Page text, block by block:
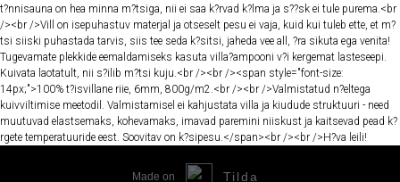
t?nnisauna on hea minna m?tsiga, nii ei saa k?rvad k?lma ja s??sk ei tule purema.<br
/><br />Vill on isepuhastuv materjal ja otseselt pesu ei vaja, kuid kui tuleb ette, et m?
tsi siiski puhastada tarvis, siis tee seda k?sitsi, jaheda vee all, ?ra sikuta ega venita!
Tugevamate plekkide eemaldamiseks kasuta villa?ampooni v?i kergemat lasteseepi.
Kuivata laotatult, nii s?ilib m?tsi kuju.<br /><br /><span style="font-size:
14px;">100% t?isvillane riie, 6mm, 800g/m2.<br /><br />Valmistatud n?eltega
kuivviltimise meetodil. Valmistamisel ei kahjustata villa ja kiudude struktuuri - need
muutuvad elastsemaks, kohevamaks, imavad paremini niiskust ja kaitsevad pead k?
rgete temperatuuride eest. Soovitav on k?sipesu.</span><br /><br />H?va leili!
Made on Tilda